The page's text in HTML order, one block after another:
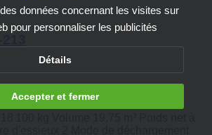
données concernant les visites sur
pour personnaliser les publicités
Accepter et fermer
Détails